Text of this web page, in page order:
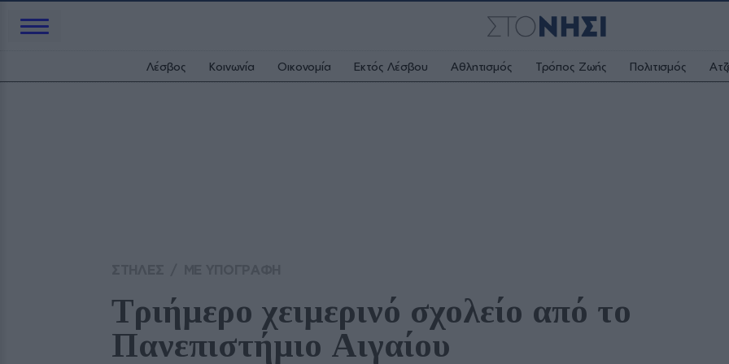
Λέσβος Κοινωνία Οικονομία Εκτός Λέσβου Αθλητισμός Τρόπος Ζωής Πολιτισμός
Τριήμερο χειμερινό σχολείο από το
Πανεπιστήμιο Αιγαίου